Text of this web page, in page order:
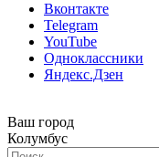
Вконтакте
Telegram
YouTube
Одноклассники
Яндекс.Дзен
Ваш город
Колумбус